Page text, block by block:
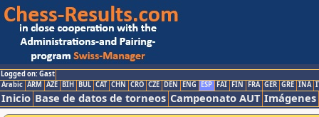
Logged on: Gast
Arabic ARM AZE BIH BUL CAT CHN CRO CZE DEN ENG ESP FAI FIN FRA GER GRE INA
Inicio Base de datos de torneos Campeonato AUT Imágenes